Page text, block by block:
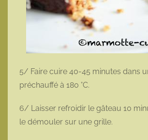
5/ Faire cuire 40-45 minutes dans
préchauffé à 180 °C.
6/ Laisser refroidir le gâteau 10
le démouler sur une grille.